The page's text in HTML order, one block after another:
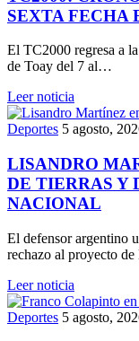
SEXTA FECHA
El TC2000 regresa a
de Toay del 7 al…
Leer noticia
Deportes 5 agosto,
LISANDRO
DE TIERRAS Y
NACIONAL
El defensor argentino
rechazo al proyecto
Leer noticia
Deportes 5 agosto,